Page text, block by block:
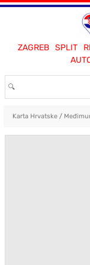
ZAGREB SPLIT
Karta Hrvatske/